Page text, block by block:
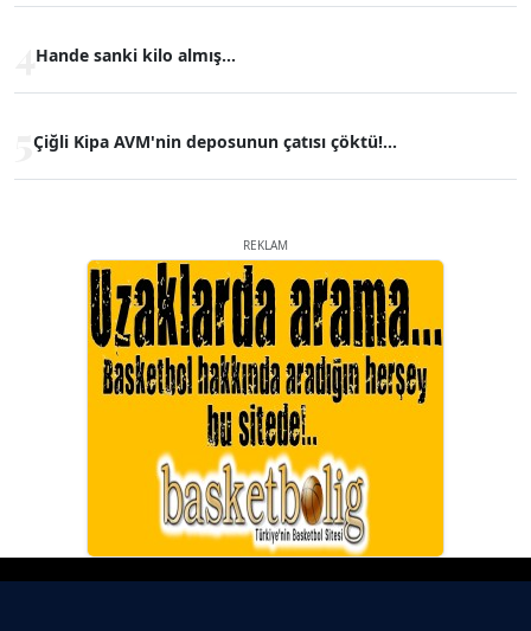
Hande sanki kilo almış...
Çiğli Kipa AVM'nin deposunun çatısı çöktü!...
REKLAM